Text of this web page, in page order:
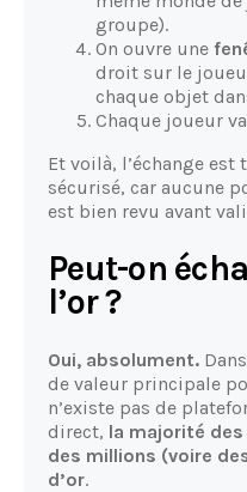
groupe).
On ouvre une
droit sur le
chaque objet
Chaque joueur
Et voilà, l’échange
sécurisé, car aucune
est bien revu avant
Peut-on
l’or ?
Oui, absolument.
de valeur principale
n’existe pas de
direct, la majorité
des millions (voire
d’or.